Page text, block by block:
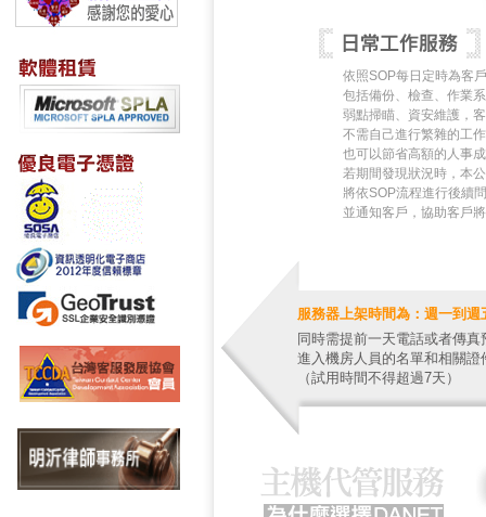
依照SOP每日定時為客
包括備份、檢查、作業
弱點掃瞄、資安維護，
不需自己進行繁雜的工
也可以節省高額的人事
若期間發現狀況時，本
將依SOP流程進行後續
並通知客戶，協助客戶
服務器上架時間為：週一到週
同時需提前一天電話或者傳
進入機房人員的名單和相關
（試用時間不得超過7天）